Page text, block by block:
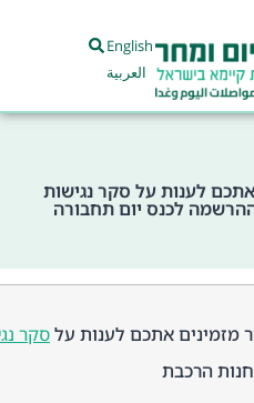
English
العربية
לענות על סקר נגישות
לכנס יום תחבורה
מזמינים אתכם לענות עלסקר
הרכבת